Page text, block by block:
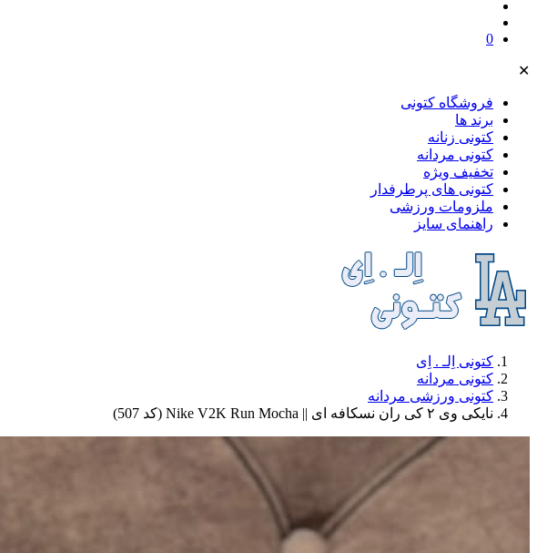
0
✕
فروشگاه کتونی
برند ها
کتونی زنانه
کتونی مردانه
تخفیف ویژه
کتونی های پرطرفدار
ملز‌ومات ورزشی
راهنمای سایز
کتونی اِلـ . اِی
کتونی مردانه
کتونی ورزشی مردانه
نایکی وی ۲ کی ران نسکافه ای || Nike V2K Run Mocha (کد 507)